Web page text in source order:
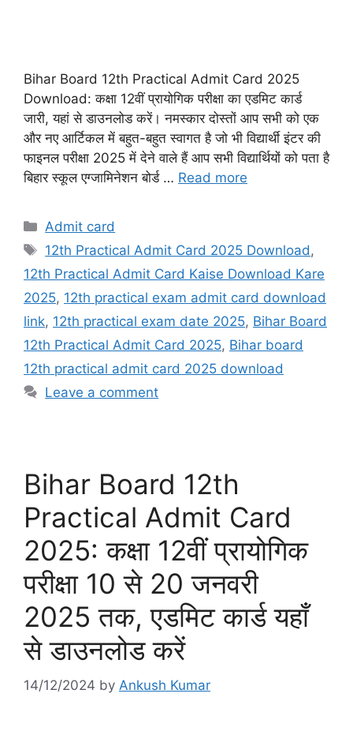
Bihar Board 12th Practical Admit Card 2025
Download: कक्षा 12वीं प्रायोगिक परीक्षा का एडमिट कार्ड
जारी, यहां से डाउनलोड करें। नमस्कार दोस्तों आप सभी को एक
और नए आर्टिकल में बहुत-बहुत स्वागत है जो भी विद्यार्थी इंटर की
फाइनल परीक्षा 2025 में देने वाले हैं आप सभी विद्यार्थियों को पता है
बिहार स्कूल एग्जामिनेशन बोर्ड … Read more
Categories
Admit card
Tags
12th Practical Admit Card 2025 Download,
12th Practical Admit Card Kaise Download Kare
2025, 12th practical exam admit card download
link, 12th practical exam date 2025, Bihar Board
12th Practical Admit Card 2025, Bihar board
12th practical admit card 2025 download
Leave a comment
Bihar Board 12th
Practical Admit Card
2025: कक्षा 12वीं प्रायोगिक
परीक्षा 10 से 20 जनवरी
2025 तक, एडमिट कार्ड यहाँ
से डाउनलोड करें
14/12/2024 by Ankush Kumar